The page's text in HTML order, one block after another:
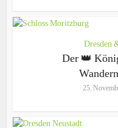
Dresden
Der 👑
25.